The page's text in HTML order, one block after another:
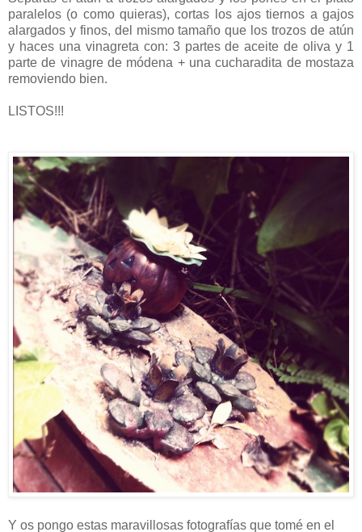
paralelos (o como quieras), cortas los ajos tiernos a gajos
alargados y finos, del mismo tamaño que los trozos de atún
y haces una vinagreta con: 3 partes de aceite de oliva y 1
parte de vinagre de módena + una cucharadita de mostaza
removiendo bien.
LISTOS!!!
Y os pongo estas maravillosas fotografías que tomé en el